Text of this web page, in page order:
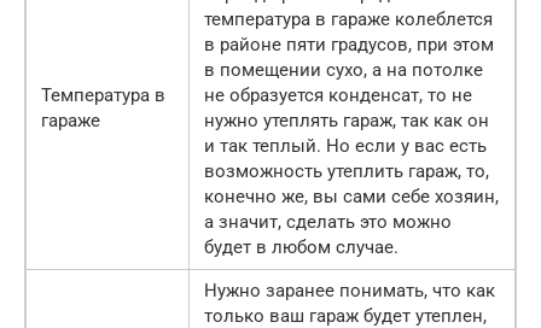
Температура в
гараже
температура в гараже колеблется
в районе пяти градусов, при этом
в помещении сухо, а на потолке
не образуется конденсат, то не
нужно утеплять гараж, так как он
и так теплый. Но если у вас есть
возможность утеплить гараж, то,
конечно же, вы сами себе хозяин,
а значит, сделать это можно
будет в любом случае.
Нужно заранее понимать, что как
только ваш гараж будет утеплен,